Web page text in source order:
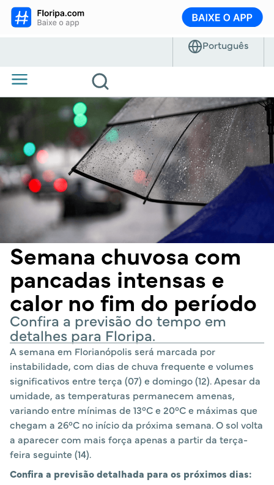
Semana chuvosa com
pancadas intensas e
calor no fim do período
Confira a previsão do tempo em
detalhes para Floripa.
A semana em Florianópolis será marcada por
instabilidade, com dias de chuva frequente e volumes
significativos entre terça (07) e domingo (12). Apesar da
umidade, as temperaturas permanecem amenas,
variando entre mínimas de 13°C e 20°C e máximas que
chegam a 26°C no início da próxima semana. O sol volta
a aparecer com mais força apenas a partir da terça-
feira seguinte (14).
Confira a previsão detalhada para os próximos dias: